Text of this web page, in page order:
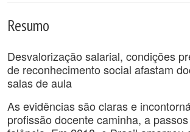
Resumo
Desvalorização salarial, condições
de reconhecimento social afastam
salas de aula
As evidências são claras e
profissão docente caminha, a